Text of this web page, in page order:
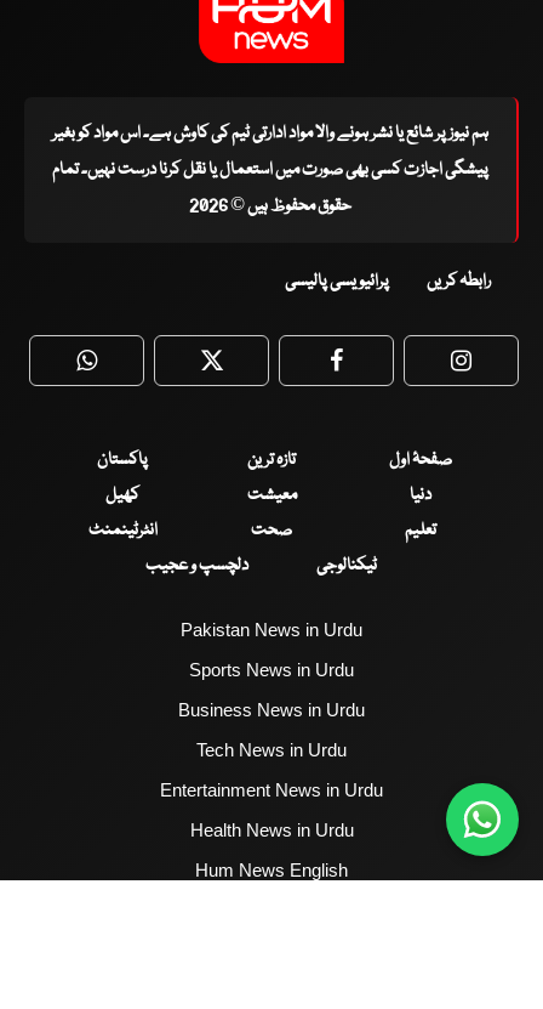
ہم نیوز پر شائع یا نشر ہونے والا مواد ادارتی ٹیم کی کاوش ہے۔ اس مواد کو بغیر
پیشگی اجازت کسی بھی صورت میں استعمال یا نقل کرنا درست نہیں۔ تمام
حقوق محفوظ ہیں © 2026
رابطہ کریں پرائیویسی پالیسی
WhatsApp Twitter Facebook
صفحۂ اول تازہ ترین
پاکستان
دنیا
معیشت
کھیل
تعلیم
صحت
انٹرٹینمنٹ
ٹیکنالوجی
دلچسپ و عجیب
Pakistan News in Urdu
Sports News in Urdu
Business News in Urdu
Tech News in Urdu
Entertainment News in Urdu
Health News in Urdu
Hum News English